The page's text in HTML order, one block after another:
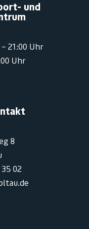
und
21:00 Uhr
Uhr
8
02